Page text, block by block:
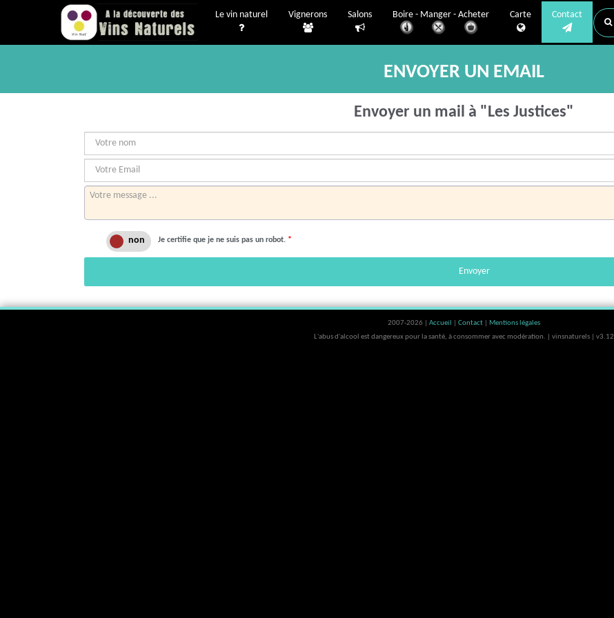
Le vin naturel Vignerons Salons Boire - Manger - Acheter Carte Contact
ENVOYER UN EMAIL
Envoyer un mail à "Les Justices"
Je certifie que je ne suis pas un robot. *
Envoyer
2007-2026 | Accueil Contact
Mentions légales
L'abus d'alcool est dangereux pour la santé, à consommer avec modération. | vinsnaturels | v3.12